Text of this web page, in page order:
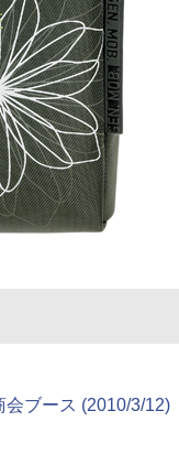
会ブース (2010/3/12)